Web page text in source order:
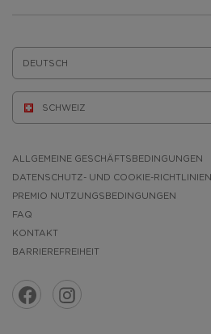
SPRACHE:
ALLGEMEINE GESCHÄFTSBEDINGUNGEN
DATENSCHUTZ- UND COOKIE-RICHTLINIEN
PREMIO NUTZUNGSBEDINGUNGEN
FAQ
KONTAKT
BARRIEREFREIHEIT